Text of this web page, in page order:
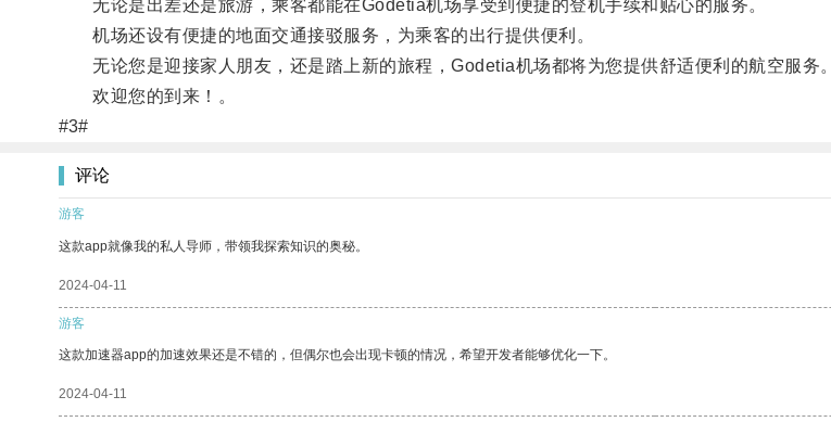
无论是出差还是旅游，乘客都能在Godetia机场享受到便捷的登机手续和贴心的服务。
机场还设有便捷的地面交通接驳服务，为乘客的出行提供便利。
无论您是迎接家人朋友，还是踏上新的旅程，Godetia机场都将为您提供舒适便利的航空服务。
欢迎您的到来！。
#3#
评论
游客
这款app就像我的私人导师，带领我探索知识的奥秘。
2024-04-11
游客
这款加速器app的加速效果还是不错的，但偶尔也会出现卡顿的情况，希望开发者能够优化一下。
2024-04-11